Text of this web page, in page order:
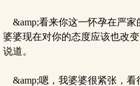
&amp;看来你这一怀孕在严家
婆婆现在对你的态度应该也改
说道。
&amp;嗯，我婆婆很紧张，看